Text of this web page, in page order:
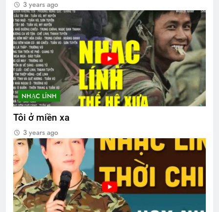
3 years ago
NHẠC LÍNH
Tôi ở miền xa
3 years ago